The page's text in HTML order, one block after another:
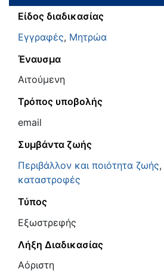
Είδος διαδικασίας
Εγγραφές, Μητρώα
Έναυσμα
Αιτούμενη
Τρόπος υποβολής
email
Συμβάντα ζωής
Περιβάλλον και ποιότητα ζωής,
καταστροφές
Τύπος
Εξωστρεφής
Λήξη Διαδικασίας
Αόριστη